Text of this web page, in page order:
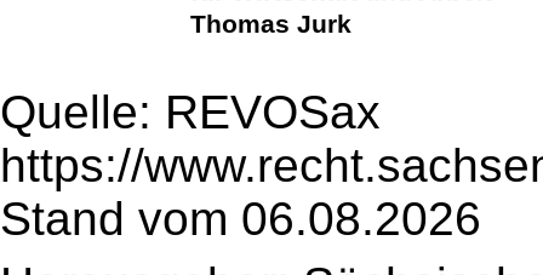
Thomas Jurk
Quelle: REVOSax
https://
Stand vom 06.08.2026